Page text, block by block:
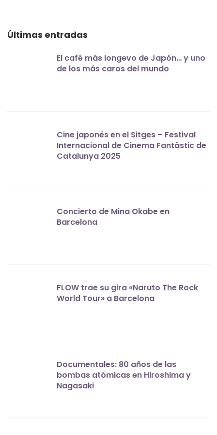
Últimas entradas
El café más longevo de Japón… y uno
de los más caros del mundo
Cine japonés en el Sitges – Festival
Internacional de Cinema Fantàstic de
Catalunya 2025
Concierto de Mina Okabe en
Barcelona
FLOW trae su gira «Naruto The Rock
World Tour» a Barcelona
Documentales: 80 años de las
bombas atómicas en Hiroshima y
Nagasaki